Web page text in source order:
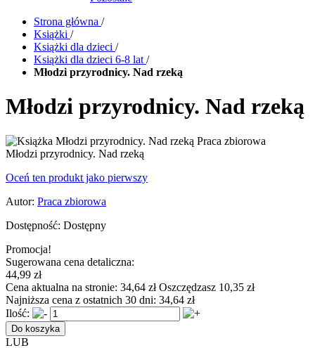
Strona główna /
Książki /
Książki dla dzieci /
Książki dla dzieci 6-8 lat /
Młodzi przyrodnicy. Nad rzeką
Młodzi przyrodnicy. Nad rzeką
Młodzi przyrodnicy. Nad rzeką
Oceń ten produkt jako pierwszy
Autor: Praca zbiorowa
Dostępność: Dostępny
Promocja!
Sugerowana cena detaliczna:
44,99 zł
Cena aktualna na stronie: 34,64 złOszczędzasz 10,35 zł
Najniższa cena z ostatnich 30 dni: 34,64 zł
Ilość:
Do koszyka
LUB